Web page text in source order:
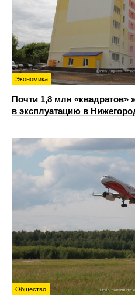
Экономика
Почти 1,8 млн «квадратов»
в эксплуатацию в
Общество